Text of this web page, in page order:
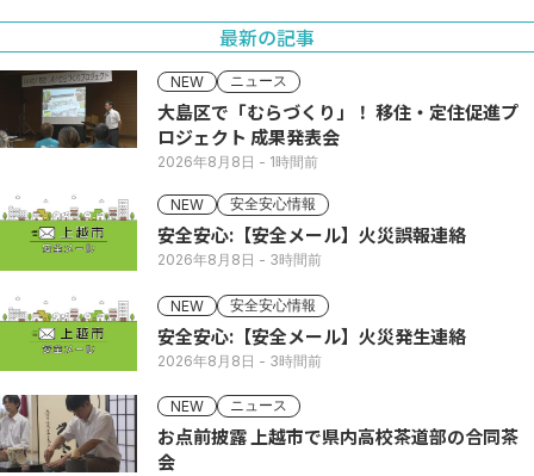
最新の記事
NEW ニュース
大島区で「むらづくり」！ 移住・定住促進プ
ロジェクト 成果発表会
2026年8月8日 - 1時間前
NEW 安全安心情報
安全安心:【安全メール】火災誤報連絡
2026年8月8日 - 3時間前
NEW 安全安心情報
安全安心:【安全メール】火災発生連絡
2026年8月8日 - 3時間前
NEW ニュース
お点前披露 上越市で県内高校茶道部の合同茶
会